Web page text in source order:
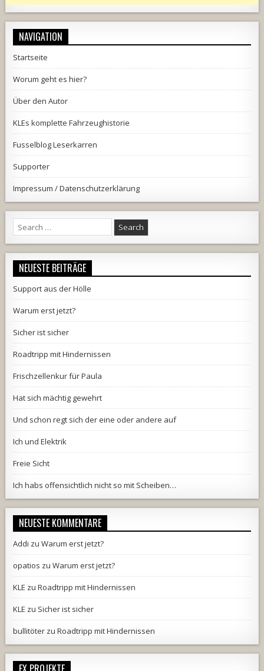
NAVIGATION
Startseite
Worum geht es hier?
Über den Autor
KLEs komplette Fahrzeughistorie
Fusselblog Leserkarren
Supporter
Impressum / Datenschutzerklärung
Search
for:
NEUESTE BEITRÄGE
Support aus der Hölle
Warum erst jetzt?
Sicher ist sicher
Roadtripp mit Hindernissen
Frischzellenkur für Paula
Hat sich mächtig gewehrt
Und schon regt sich der eine oder andere auf
Ich und Elektrik
Freie Sicht
Ich habs offensichtlich nicht so mit Scheiben…
NEUESTE KOMMENTARE
Addi zuWarum erst jetzt?
opatios zuWarum erst jetzt?
KLE zuRoadtripp mit Hindernissen
KLE zu Sicher ist sicher
bullitöter zuRoadtripp mit Hindernissen